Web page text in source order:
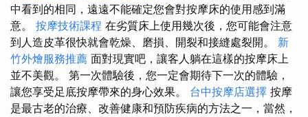
中看到的相同，遠遠不能確定您會對按摩床的使用感到滿
意。 按摩技術課程 在劣質床上使用幾次後，您可能會注意
到人造皮革很快就會乾燥、磨損、開裂和接縫處裂開。 新
竹外燴服務推薦 面對現實吧，讓客人躺在這樣的按摩床上
並不美觀。 第一次體驗後，您一定會期待下一次的體驗，
讓您享受足底按摩帶來的身心效果。 台中按摩店選擇 按摩
是最古老的治療、改善健康和預防疾病的方法之一，當然，